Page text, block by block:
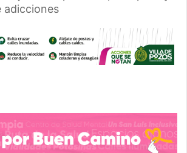
adicciones